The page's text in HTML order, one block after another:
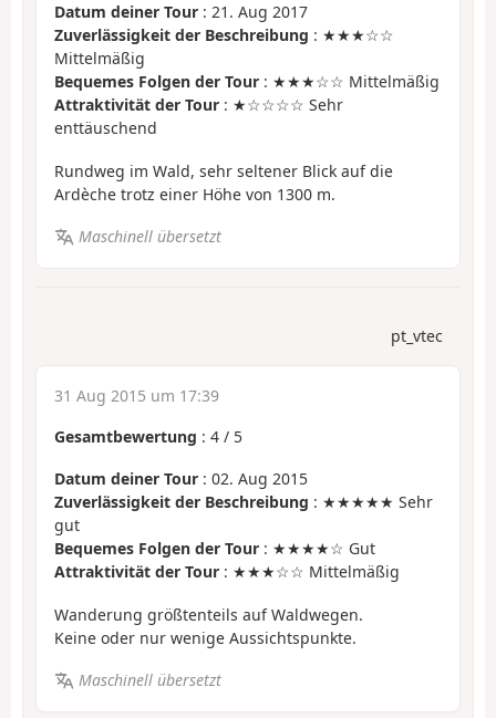
Datum deiner Tour : 21. Aug 2017
Zuverlässigkeit der Beschreibung : ★★★☆☆
Mittelmäßig
Bequemes Folgen der Tour : ★★★☆☆ Mittelmäßig
Attraktivität der Tour : ★☆☆☆☆ Sehr
enttäuschend
Rundweg im Wald, sehr seltener Blick auf die
Ardèche trotz einer Höhe von 1300 m.
Maschinell übersetzt
pt_vtec
31 Aug 2015 um 17:39
Gesamtbewertung : 4 / 5
Datum deiner Tour : 02. Aug 2015
Zuverlässigkeit der Beschreibung : ★★★★★ Sehr
gut
Bequemes Folgen der Tour : ★★★★☆ Gut
Attraktivität der Tour : ★★★☆☆ Mittelmäßig
Wanderung größtenteils auf Waldwegen.
Keine oder nur wenige Aussichtspunkte.
Maschinell übersetzt